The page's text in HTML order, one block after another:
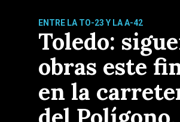
ENTRE LA TO-23 Y LA A-42
Toledo:
obras este
en la